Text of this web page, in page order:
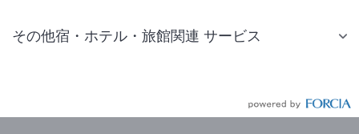
仙台 ホテル
その他宿・ホテル・旅館関連 サービス